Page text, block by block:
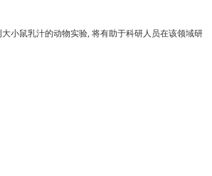
小鼠乳汁的动物实验, 将有助于科研人员在该领域研